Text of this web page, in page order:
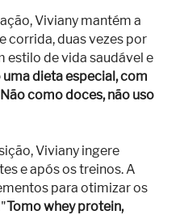
Viviany mantém a
corrida, duas vezes por
estilo de vida saudável e
uma dieta especial, com
como doces, não uso
Viviany ingere
e após os treinos. A
para otimizar os
Tomo whey protein,